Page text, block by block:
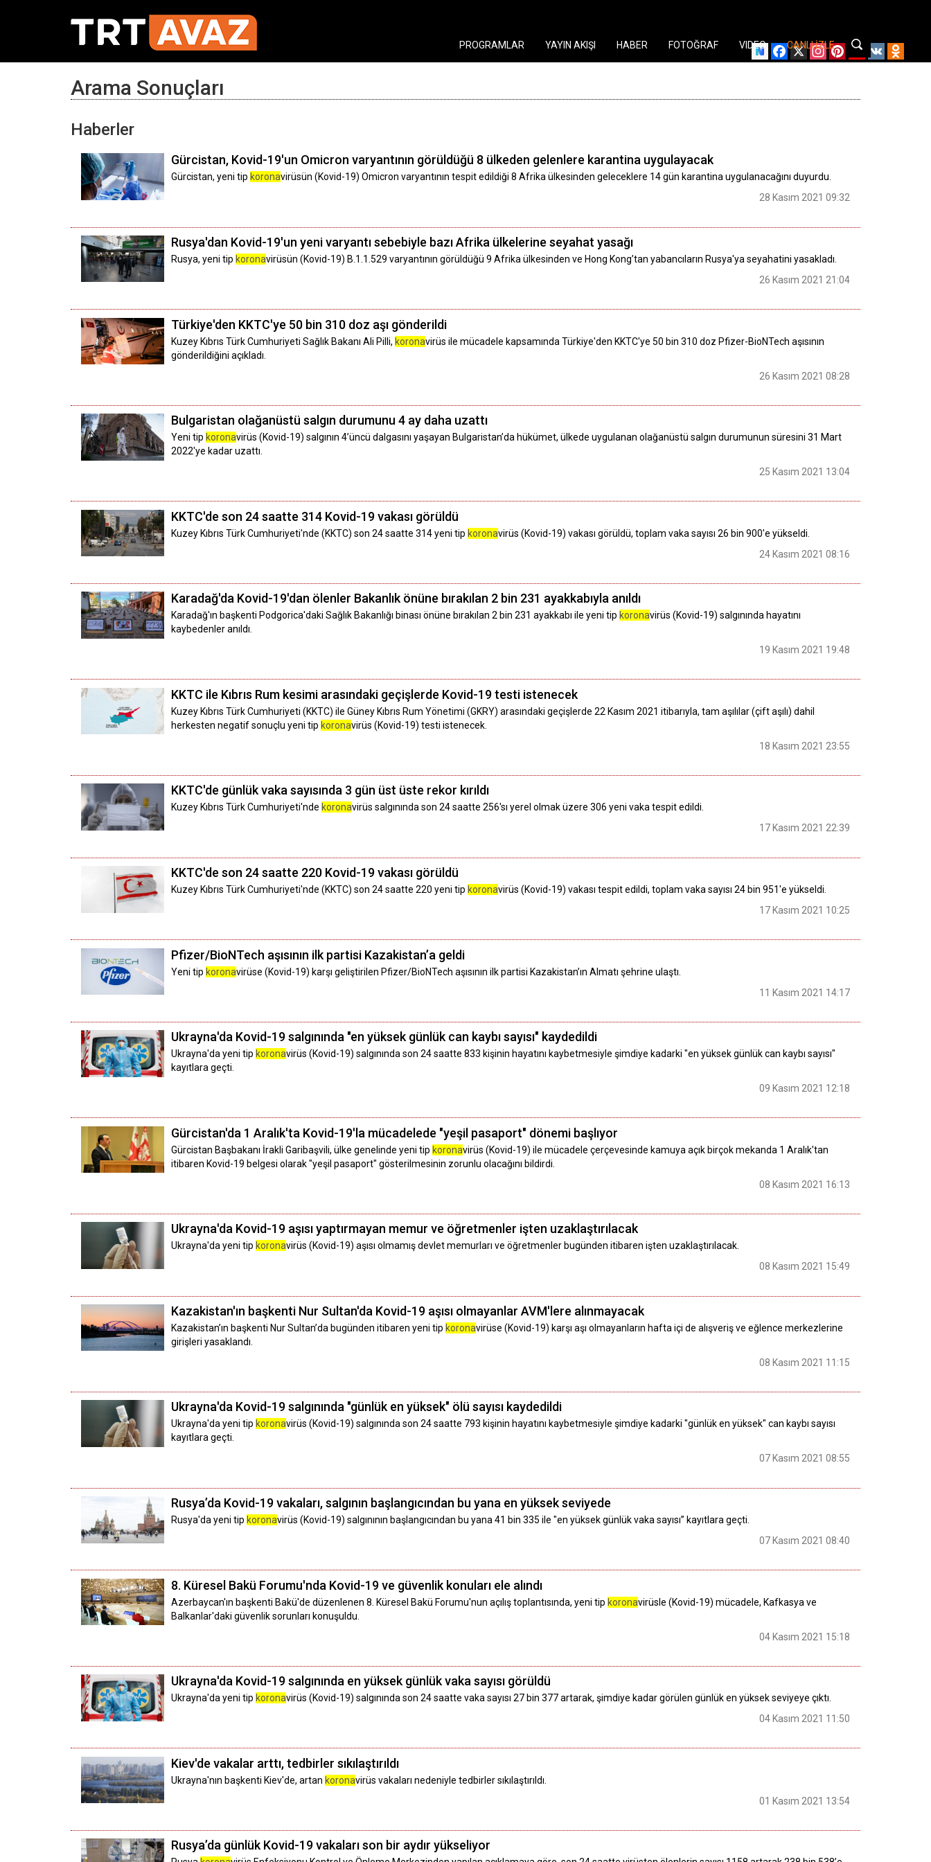
Facebook
X Instagram
PinterestYouTube
VK
PROGRAMLAR YAYIN AKIŞI HABER FOTOĞRAF VIDEO CANLI İZLE
Arama Sonuçları
Haberler
Gürcistan, Kovid-19'un Omicron varyantının görüldüğü 8 ülkeden gelenlere karantina uygulayacak
Gürcistan, yeni tip koronavirüsün (Kovid-19) Omicron varyantının tespit edildiği 8 Afrika ülkesinden geleceklere 14 gün karantina uygulanacağını duyurdu.
28 Kasım 2021 09:32
Rusya'dan Kovid-19'un yeni varyantı sebebiyle bazı Afrika ülkelerine seyahat yasağı
Rusya, yeni tip koronavirüsün (Kovid-19) B.1.1.529 varyantının görüldüğü 9 Afrika ülkesinden ve Hong Kong’tan yabancıların Rusya'ya seyahatini yasakladı.
26 Kasım 2021 21:04
Türkiye'den KKTC'ye 50 bin 310 doz aşı gönderildi
Kuzey Kıbrıs Türk Cumhuriyeti Sağlık Bakanı Ali Pilli, koronavirüs ile mücadele kapsamında Türkiye'den KKTC'ye 50 bin 310 doz Pfizer-BioNTech aşısının
gönderildiğini açıkladı.
26 Kasım 2021 08:28
Bulgaristan olağanüstü salgın durumunu 4 ay daha uzattı
Yeni tip koronavirüs (Kovid-19) salgının 4’üncü dalgasını yaşayan Bulgaristan’da hükümet, ülkede uygulanan olağanüstü salgın durumunun süresini 31 Mart
2022'ye kadar uzattı.
25 Kasım 2021 13:04
KKTC'de son 24 saatte 314 Kovid-19 vakası görüldü
Kuzey Kıbrıs Türk Cumhuriyeti'nde (KKTC) son 24 saatte 314 yeni tip koronavirüs (Kovid-19) vakası görüldü, toplam vaka sayısı 26 bin 900'e yükseldi.
24 Kasım 2021 08:16
Karadağ'da Kovid-19'dan ölenler Bakanlık önüne bırakılan 2 bin 231 ayakkabıyla anıldı
Karadağ'ın başkenti Podgorica'daki Sağlık Bakanlığı binası önüne bırakılan 2 bin 231 ayakkabı ile yeni tip koronavirüs (Kovid-19) salgınında hayatını
kaybedenler anıldı.
19 Kasım 2021 19:48
KKTC ile Kıbrıs Rum kesimi arasındaki geçişlerde Kovid-19 testi istenecek
Kuzey Kıbrıs Türk Cumhuriyeti (KKTC) ile Güney Kıbrıs Rum Yönetimi (GKRY) arasındaki geçişlerde 22 Kasım 2021 itibarıyla, tam aşılılar (çift aşılı) dahil
herkesten negatif sonuçlu yeni tip koronavirüs (Kovid-19) testi istenecek.
18 Kasım 2021 23:55
KKTC'de günlük vaka sayısında 3 gün üst üste rekor kırıldı
Kuzey Kıbrıs Türk Cumhuriyeti'nde koronavirüs salgınında son 24 saatte 256'sı yerel olmak üzere 306 yeni vaka tespit edildi.
17 Kasım 2021 22:39
KKTC'de son 24 saatte 220 Kovid-19 vakası görüldü
Kuzey Kıbrıs Türk Cumhuriyeti'nde (KKTC) son 24 saatte 220 yeni tip koronavirüs (Kovid-19) vakası tespit edildi, toplam vaka sayısı 24 bin 951'e yükseldi.
17 Kasım 2021 10:25
Pfizer/BioNTech aşısının ilk partisi Kazakistan’a geldi
Yeni tip koronavirüse (Kovid-19) karşı geliştirilen Pfizer/BioNTech aşısının ilk partisi Kazakistan’ın Almatı şehrine ulaştı.
11 Kasım 2021 14:17
Ukrayna'da Kovid-19 salgınında "en yüksek günlük can kaybı sayısı" kaydedildi
Ukrayna'da yeni tip koronavirüs (Kovid-19) salgınında son 24 saatte 833 kişinin hayatını kaybetmesiyle şimdiye kadarki "en yüksek günlük can kaybı sayısı"
kayıtlara geçti.
09 Kasım 2021 12:18
Gürcistan'da 1 Aralık'ta Kovid-19'la mücadelede "yeşil pasaport" dönemi başlıyor
Gürcistan Başbakanı İrakli Garibaşvili, ülke genelinde yeni tip koronavirüs (Kovid-19) ile mücadele çerçevesinde kamuya açık birçok mekanda 1 Aralık'tan
itibaren Kovid-19 belgesi olarak "yeşil pasaport" gösterilmesinin zorunlu olacağını bildirdi.
08 Kasım 2021 16:13
Ukrayna'da Kovid-19 aşısı yaptırmayan memur ve öğretmenler işten uzaklaştırılacak
Ukrayna'da yeni tip koronavirüs (Kovid-19) aşısı olmamış devlet memurları ve öğretmenler bugünden itibaren işten uzaklaştırılacak.
08 Kasım 2021 15:49
Kazakistan'ın başkenti Nur Sultan'da Kovid-19 aşısı olmayanlar AVM'lere alınmayacak
Kazakistan’ın başkenti Nur Sultan’da bugünden itibaren yeni tip koronavirüse (Kovid-19) karşı aşı olmayanların hafta içi de alışveriş ve eğlence merkezlerine
girişleri yasaklandı.
08 Kasım 2021 11:15
Ukrayna'da Kovid-19 salgınında "günlük en yüksek" ölü sayısı kaydedildi
Ukrayna'da yeni tip koronavirüs (Kovid-19) salgınında son 24 saatte 793 kişinin hayatını kaybetmesiyle şimdiye kadarki "günlük en yüksek" can kaybı sayısı
kayıtlara geçti.
07 Kasım 2021 08:55
Rusya’da Kovid-19 vakaları, salgının başlangıcından bu yana en yüksek seviyede
Rusya'da yeni tip koronavirüs (Kovid-19) salgınının başlangıcından bu yana 41 bin 335 ile "en yüksek günlük vaka sayısı” kayıtlara geçti.
07 Kasım 2021 08:40
8. Küresel Bakü Forumu'nda Kovid-19 ve güvenlik konuları ele alındı
Azerbaycan'ın başkenti Bakü'de düzenlenen 8. Küresel Bakü Forumu'nun açılış toplantısında, yeni tip koronavirüsle (Kovid-19) mücadele, Kafkasya ve
Balkanlar'daki güvenlik sorunları konuşuldu.
04 Kasım 2021 15:18
Ukrayna'da Kovid-19 salgınında en yüksek günlük vaka sayısı görüldü
Ukrayna'da yeni tip koronavirüs (Kovid-19) salgınında son 24 saatte vaka sayısı 27 bin 377 artarak, şimdiye kadar görülen günlük en yüksek seviyeye çıktı.
04 Kasım 2021 11:50
Kiev'de vakalar arttı, tedbirler sıkılaştırıldı
Ukrayna'nın başkenti Kiev'de, artan koronavirüs vakaları nedeniyle tedbirler sıkılaştırıldı.
01 Kasım 2021 13:54
Rusya’da günlük Kovid-19 vakaları son bir aydır yükseliyor